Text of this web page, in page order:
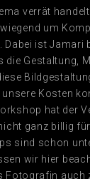
verrät
um
Dabei ist Jamari
die Gestaltung,
Kosten
hat der
ganz billig
sind schon
wir hier
Fotografin auch